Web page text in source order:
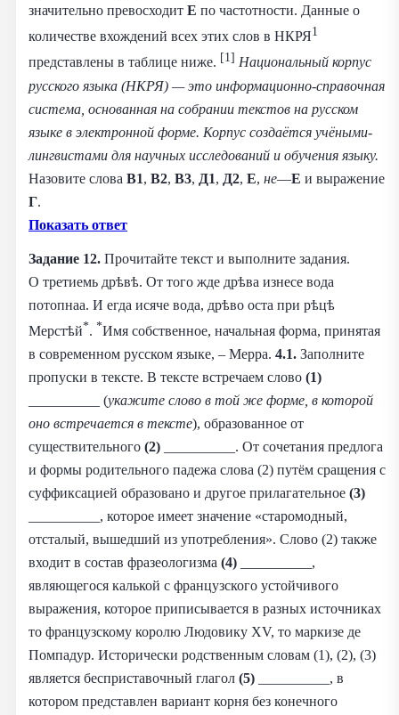
значительно превосходит Е по частотности. Данные о
количестве вхождений всех этих слов в НКРЯ1
представлены в таблице ниже. [1] Национальный корпус
русского языка (НКРЯ) — это информационно-справочная
система, основанная на собрании текстов на русском
языке в электронной форме. Корпус создаётся учёными-
лингвистами для научных исследований и обучения языку.
Назовите слова В1, В2, В3, Д1, Д2, Е, не—Е и выражение
Г.
Показать ответ
Задание 12. Прочитайте текст и выполните задания.
О третиемь дрѣвѣ. От того жде дрѣва изнесе вода
потопнаа. И егда исяче вода, дрѣво оста при рѣцѣ
Мерстѣй*. *Имя собственное, начальная форма, принятая
в современном русском языке, – Мерра. 4.1. Заполните
пропуски в тексте. В тексте встречаем слово (1)
__________ (укажите слово в той же форме, в которой
оно встречается в тексте), образованное от
существительного (2) __________. От сочетания предлога
и формы родительного падежа слова (2) путём сращения с
суффиксацией образовано и другое прилагательное (3)
__________, которое имеет значение «старомодный,
отсталый, вышедший из употребления». Слово (2) также
входит в состав фразеологизма (4) __________,
являющегося калькой с французского устойчивого
выражения, которое приписывается в разных источниках
то французскому королю Людовику ХV, то маркизе де
Помпадур. Исторически родственным словам (1), (2), (3)
является бесприставочный глагол (5) __________, в
котором представлен вариант корня без конечного